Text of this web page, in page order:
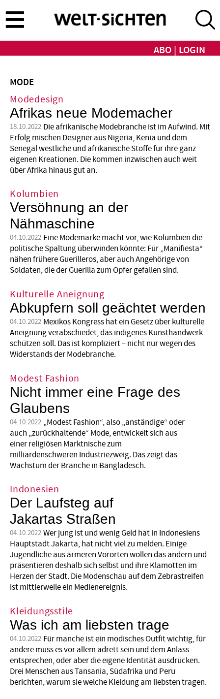
zum
Inhalt
ABO LOGIN
MODE
Modedesign
Afrikas neue Modemacher
18.10.2022 Die afrikanische Modebranche ist im Aufwind. Mit
Erfolg mischen Designer aus Nigeria, Kenia und dem
Senegal westliche und afrikanische Stoffe für ihre ganz
eigenen Kreationen. Die kommen inzwischen auch weit
über Afrika hinaus gut an.
Kolumbien
Versöhnung an der
Nähmaschine
04.10.2022 Eine Modemarke macht vor, wie Kolumbien die
politische Spaltung überwinden könnte: Für „Manifiesta“
nähen frühere Guerilleros, aber auch Angehörige von
Soldaten, die der Guerilla zum Opfer gefallen sind.
Kulturelle Aneignung
Abkupfern soll geächtet werden
04.10.2022 Mexikos Kongress hat ein Gesetz über kulturelle
Aneignung verabschiedet, das indigenes Kunsthandwerk
schützen soll. Das ist kompliziert – nicht nur wegen des
Widerstands der Modebranche.
Modest Fashion
Nicht immer eine Frage des
Glaubens
04.10.2022 „Modest Fashion“, also „anständige“ oder
auch „zurückhaltende“ Mode, entwickelt sich aus
einer religiösen Marktnische zum
milliardenschweren Industriezweig. Das zeigt das
Wachstum der Branche in Bangladesch.
Indonesien
Der Laufsteg auf
Jakartas Straßen
04.10.2022 Wer jung ist und wenig Geld hat in Indonesiens
Hauptstadt Jakarta, hat nicht viel zu melden. Einige
Jugendliche aus ärmeren Vororten wollen das ändern und
präsentieren deshalb sich selbst und ihre Klamotten im
Herzen der Stadt. Die Modenschau auf dem Zebrastreifen
ist mittlerweile ein Medienereignis.
Kleidungsstile
Was ich am liebsten trage
04.10.2022 Für manche ist ein modisches Outfit wichtig, für
andere muss es vor allem adrett sein und dem Anlass
entsprechen, oder aber die eigene Identität ausdrücken.
Drei Menschen aus Tansania, Südafrika und Peru
berichten, warum sie welche Kleidung am liebsten tragen.